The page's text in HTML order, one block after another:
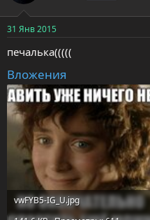
31 Янв 2015
печалька(((((
Вложения
vwFYB5-IG_U.jpg